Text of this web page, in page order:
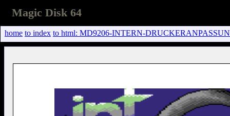
Magic Disk 64
home to index to html: MD9206-INTERN-